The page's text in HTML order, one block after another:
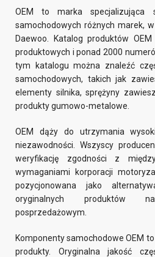
OEM to marka specjalizująca
samochodowych różnych marek,
Daewoo. Katalog produktów
produktowych i ponad 2000
tym katalogu można znaleźć
samochodowych, takich jak
elementy silnika, sprężyny
produkty gumowo-metalowe.
OEM dąży do utrzymania
niezawodności. Wszyscy
weryfikację zgodności z
wymaganiami korporacji
pozycjonowana jako
oryginalnych produktów
posprzedażowym.
Komponenty samochodowe OEM
produkty. Oryginalna jakość